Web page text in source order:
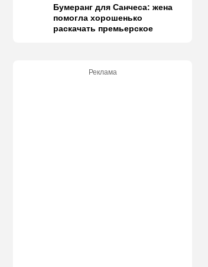
Бумеранг для Санчеса: жена
помогла хорошенько
раскачать премьерское
Задолбало
Реклама